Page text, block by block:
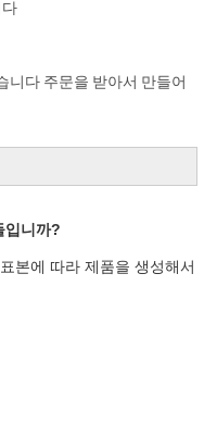
니다 주문을 받아서 만들어
입니까?
본에 따라 제품을 생성해서